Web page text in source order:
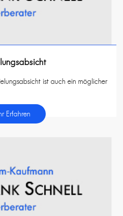
ist auch ein möglicher
Erfahren